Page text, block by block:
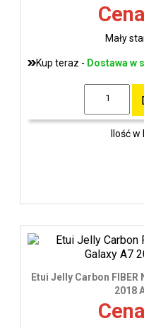
Mały
Kup teraz - Dostawa w
Ilość
Etui Jelly Carbon
2018